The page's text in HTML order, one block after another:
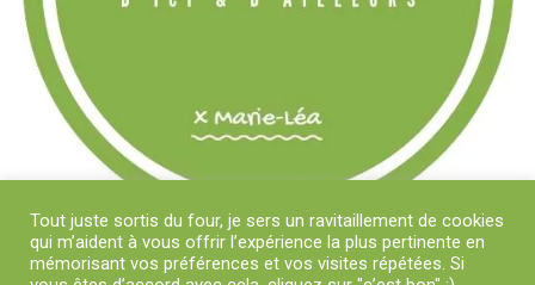
Tout juste sortis du four, je sers un ravitaillement de cookies
qui m’aident à vous offrir l’expérience la plus pertinente en
mémorisant vos préférences et vos visites répétées. Si